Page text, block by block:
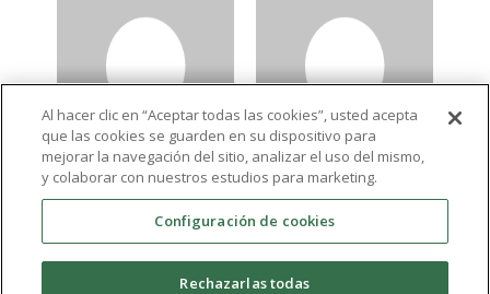
Javier Caparrós
Losada
Nerea Ruiz
Gonzálvez
Al hacer clic en “Aceptar todas las cookies”, usted acepta
que las cookies se guarden en su dispositivo para
mejorar la navegación del sitio, analizar el uso del mismo,
y colaborar con nuestros estudios para marketing.
Configuración de cookies
Rechazarlas todas